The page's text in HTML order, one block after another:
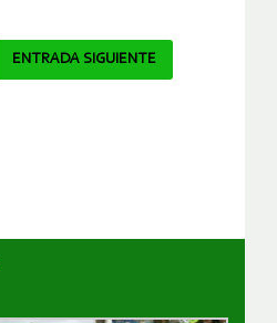
ENTRADA SIGUIENTE